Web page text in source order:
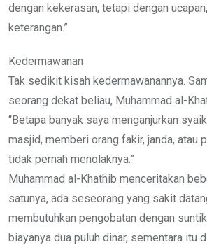
dengan kekerasan, tetapi dengan
keterangan.”
Kedermawanan
Tak sedikit kisah kedermawanannya.
seorang dekat beliau, Muhammad al-
“Betapa banyak saya menganjurkan
masjid, memberi orang fakir, janda, atau
tidak pernah menolaknya.”
Muhammad al-Khathib menceritakan
satunya, ada seseorang yang sakit
membutuhkan pengobatan dengan
biayanya dua puluh dinar, sementara itu